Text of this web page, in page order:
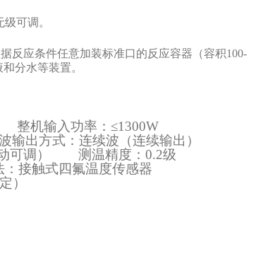
级可调 。
反应条件任意加装标准口的反应容器（容积100-
分水等装置。
机输入功率：≤1300W
出方式：连续波（连续输出）
动可调） 测温精度：0.2级
触式四氟温度传感器
）